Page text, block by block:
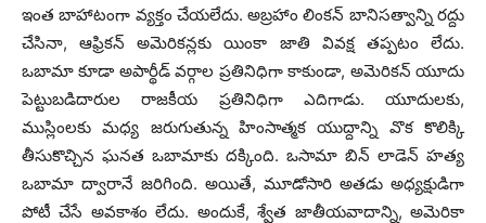
ఇంత బాహాటంగా వ్యక్తం చేయలేదు. అబ్రహాం లింకన్ బానిసత్వాన్ని రద్దు
చేసినా, ఆఫ్రికన్ అమెరికన్లకు యింకా జాతి వివక్ష తప్పటం లేదు.
ఒబామా కూడా అపార్థీడ్ వర్గాల ప్రతినిధిగా కాకుండా, అమెరికన్ యూదు
పెట్టుబడిదారుల రాజకీయ ప్రతినిధిగా ఎదిగాడు. యూదులకు,
ముస్లింలకు మధ్య జరుగుతున్న హింసాత్మక యుద్దాన్ని వొక కొలిక్కి
తీసుకొచ్చిన ఘనత ఒబామాకు దక్కింది. ఒసామా బిన్ లాడెన్ హత్య
ఒబామా ద్వారానే జరిగింది. అయితే, మూడోసారి అతడు అధ్యక్షుడిగా
పోటీ చేసే అవకాశం లేదు. అందుకే, శ్వేత జాతీయవాదాన్ని, అమెరికా